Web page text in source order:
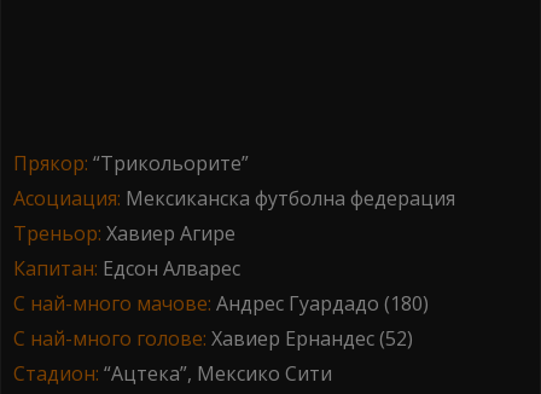
Прякор: “Трикольорите”
Асоциация: Мексиканска футболна федерация
Треньор: Хавиер Агире
Капитан: Едсон Алварес
С най-много мачове: Андрес Гуардадо (180)
С най-много голове: Хавиер Ернандес (52)
Стадион: “Ацтека”, Мексико Сити